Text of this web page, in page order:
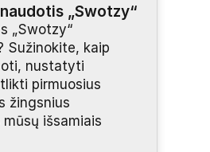
„Swotzy“
„Swotzy“
Sužinokite, kaip
nustatyti
pirmuosius
žingsnius
išsamiais